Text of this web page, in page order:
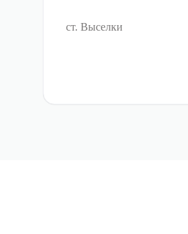
ст. Выселки